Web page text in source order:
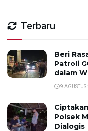
Terbaru
Beri
Patroli
dalam
9 AGUSTUS
Polsek
Dialogis